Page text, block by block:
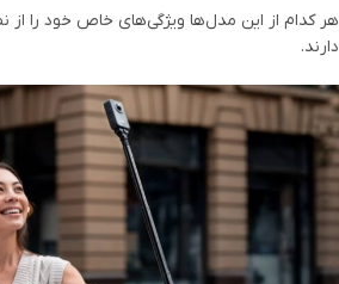
هر کدام از این مدل‌ها ویژگی‌های خاص خود را از
دارند.